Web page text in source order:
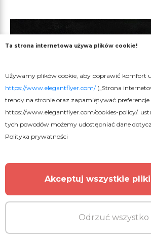
Ta strona internetowa używa plików cookie!
Używamy plików cookie, aby poprawić komfort
https://www.elegantflyer.com/(„Strona
trendy na stronie oraz zapamiętywać preferencje
https://www.elegantflyer.com/cookies-policy/.
tych powodów możemy udostępniać dane
Polityka prywatności
Akceptuj wszystkie
Odrzuć wszystko